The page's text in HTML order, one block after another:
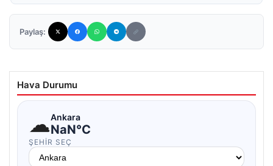
Paylaş:
Hava Durumu
☁Ankara
NaN°C
ŞEHIR SEÇ